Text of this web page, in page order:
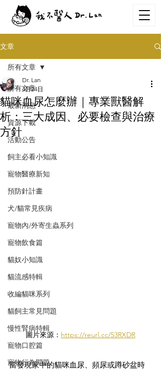
文章
所有文章
最新消息
資源下載
活動公告
飼主必看小知識
寵物醫療新知
預防針計畫
犬/貓常見疾病
寵物內/外寄生蟲系列
寵物飲食篇
貓奴小知識
貓流感特輯
收編貓咪系列
貓飼主常見問題
慢性腎病特輯
寵物口腔篇
寵物行為問題
所有文章
貓咪血尿怎麼辦｜專業獸醫解
析：三大成因、必要檢查與治療
方針
Dr. Lan
4月24日
圖片來源： https://reurl.cc/53RXDR
當發現家中的貓咪血尿、頻尿或蹲砂盆時